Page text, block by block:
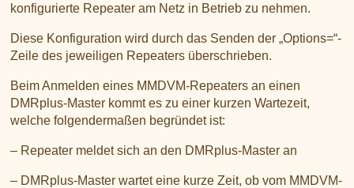
konfigurierte Repeater am Netz in Betrieb zu nehmen.
Diese Konfiguration wird durch das Senden der „Options=“-
Zeile des jeweiligen Repeaters überschrieben.
Beim Anmelden eines MMDVM-Repeaters an einen
DMRplus-Master kommt es zu einer kurzen Wartezeit,
welche folgendermaßen begründet ist:
– Repeater meldet sich an den DMRplus-Master an
– DMRplus-Master wartet eine kurze Zeit, ob vom MMDVM-